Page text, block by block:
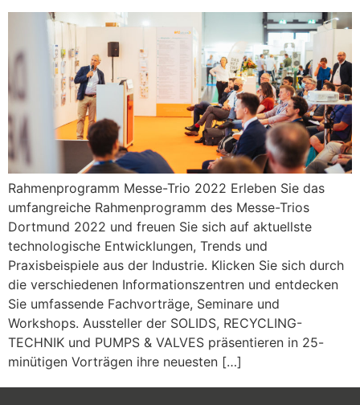
Rahmenprogramm Messe-Trio 2022 Erleben Sie das
umfangreiche Rahmenprogramm des Messe-Trios
Dortmund 2022 und freuen Sie sich auf aktuellste
technologische Entwicklungen, Trends und
Praxisbeispiele aus der Industrie. Klicken Sie sich durch
die verschiedenen Informationszentren und entdecken
Sie umfassende Fachvorträge, Seminare und
Workshops. Aussteller der SOLIDS, RECYCLING-
TECHNIK und PUMPS & VALVES präsentieren in 25-
minütigen Vorträgen ihre neuesten […]